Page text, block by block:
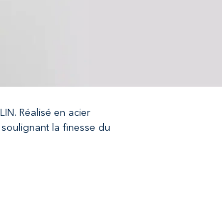
Réalisé en acier
la finesse du